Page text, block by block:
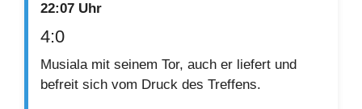
22:07 Uhr
4:0
Musiala mit seinem Tor, auch er liefert und
befreit sich vom Druck des Treffens.